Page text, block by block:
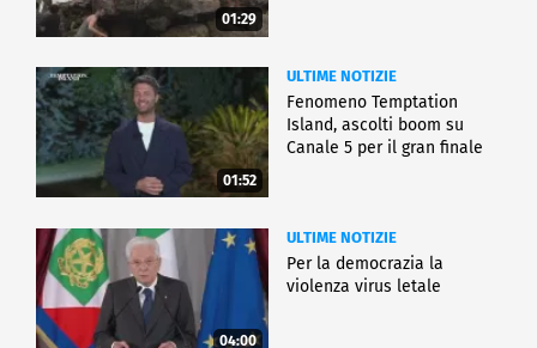
01:29
01:52
ULTIME NOTIZIE
Fenomeno Temptation
Island, ascolti boom su
Canale 5 per il gran finale
04:00
ULTIME NOTIZIE
Per la democrazia la
violenza virus letale